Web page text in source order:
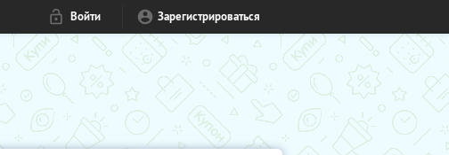
Войти Зарегистрироваться